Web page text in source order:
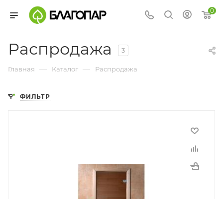
0
Распродажа 3
Главная — Каталог — Распродажа
ФИЛЬТР